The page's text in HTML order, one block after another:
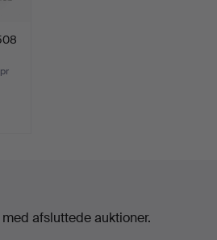
afsluttede auktioner.